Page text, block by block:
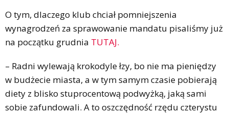
O tym, dlaczego klub chciał pomniejszenia
wynagrodzeń za sprawowanie mandatu pisaliśmy już
na początku grudnia TUTAJ.
– Radni wylewają krokodyle łzy, bo nie ma pieniędzy
w budżecie miasta, a w tym samym czasie pobierają
diety z blisko stuprocentową podwyżką, jaką sami
sobie zafundowali. A to oszczędność rzędu czterystu